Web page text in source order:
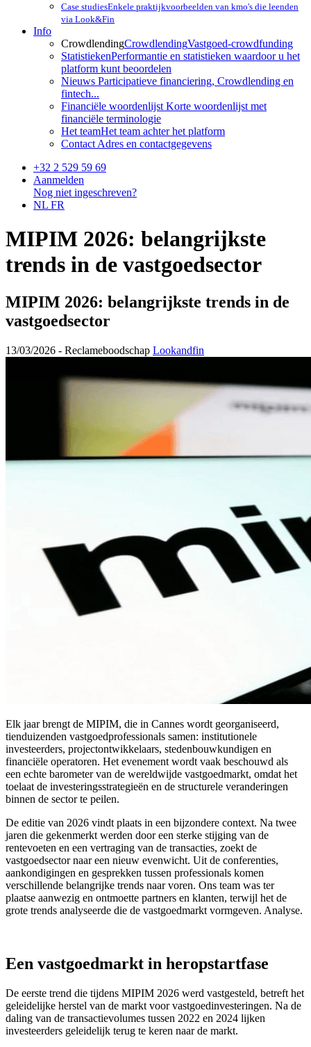
Case studiesEnkele praktijkvoorbeelden van kmo's die leenden
via Look&Fin
Info
CrowdlendingCrowdlendingVastgoed-crowdfunding
StatistiekenPerformantie en statistieken waardoor u het
platform kunt beoordelen
Nieuws Participatieve financiering, Crowdlending en
fintech...
Financiële woordenlijst Korte woordenlijst met
financiële terminologie
Het teamHet team achter het platform
Contact Adres en contactgegevens
+32 2 529 59 69
Aanmelden
Nog niet ingeschreven?
NL FR
MIPIM 2026: belangrijkste
trends in de vastgoedsector
MIPIM 2026: belangrijkste trends in de
vastgoedsector
13/03/2026 - Reclameboodschap Lookandfin
Elk jaar brengt de MIPIM, die in Cannes wordt georganiseerd,
tienduizenden vastgoedprofessionals samen: institutionele
investeerders, projectontwikkelaars, stedenbouwkundigen en
financiële operatoren. Het evenement wordt vaak beschouwd als
een echte barometer van de wereldwijde vastgoedmarkt, omdat het
toelaat de investeringsstrategieën en de structurele veranderingen
binnen de sector te peilen.
De editie van 2026 vindt plaats in een bijzondere context. Na twee
jaren die gekenmerkt werden door een sterke stijging van de
rentevoeten en een vertraging van de transacties, zoekt de
vastgoedsector naar een nieuw evenwicht. Uit de conferenties,
aankondigingen en gesprekken tussen professionals komen
verschillende belangrijke trends naar voren. Ons team was ter
plaatse aanwezig en ontmoette partners en klanten, terwijl het de
grote trends analyseerde die de vastgoedmarkt vormgeven. Analyse.
Een vastgoedmarkt in heropstartfase
De eerste trend die tijdens MIPIM 2026 werd vastgesteld, betreft het
geleidelijke herstel van de markt voor vastgoedinvesteringen. Na de
daling van de transactievolumes tussen 2022 en 2024 lijken
investeerders geleidelijk terug te keren naar de markt.